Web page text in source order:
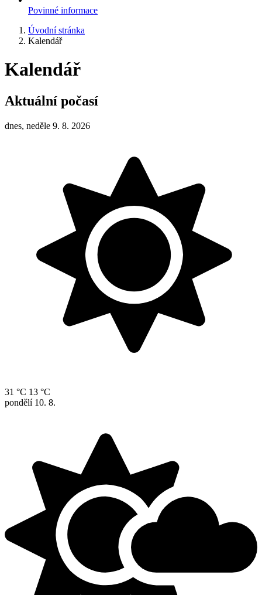
Povinné informace
Úvodní stránka
Kalendář
Kalendář
Aktuální počasí
dnes, neděle 9. 8. 2026
31 °C 13 °C
pondělí 10. 8.